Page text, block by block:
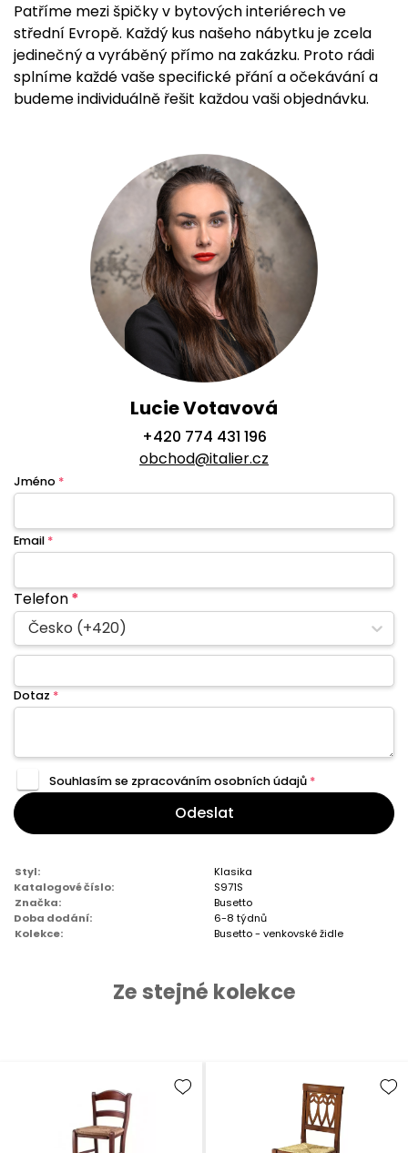
Patříme mezi špičky v bytových interiérech ve
střední Evropě. Každý kus našeho nábytku je zcela
jedinečný a vyráběný přímo na zakázku. Proto rádi
splníme každé vaše specifické přání a očekávání a
budeme individuálně řešit každou vaši objednávku.
Lucie Votavová
+420 774 431 196
obchod@italier.cz
Jméno *
Email *
Telefon*
Česko (+420)
Dotaz *
Souhlasím se zpracovánímosobních údajů *
Odeslat
Styl:
Klasika
Katalogové číslo:
S971S
Značka:
Busetto
Doba dodání:
6-8 týdnů
Kolekce:
Busetto - venkovské židle
Ze stejné kolekce